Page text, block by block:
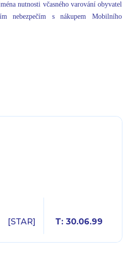
nutnosti včasného varování obyvatel
nebezpečím s nákupem Mobilního
[STAR] T: 30.06.99